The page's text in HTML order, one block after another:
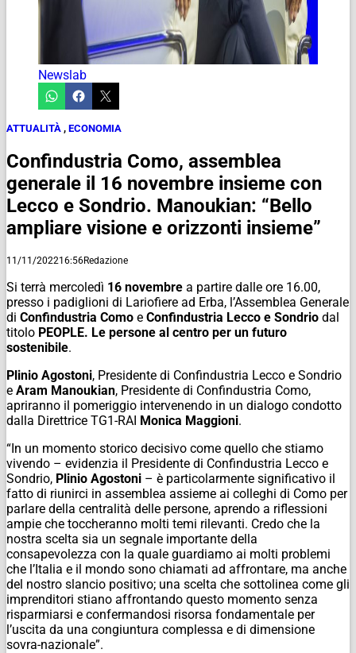
Newslab
ATTUALITÀ , ECONOMIA
Confindustria Como, assemblea
generale il 16 novembre insieme con
Lecco e Sondrio. Manoukian: “Bello
ampliare visione e orizzonti insieme”
11/11/202216:56Redazione
Si terrà mercoledì 16 novembre a partire dalle ore 16.00,
presso i padiglioni di Lariofiere ad Erba, l’Assemblea Generale
di Confindustria Como e Confindustria Lecco e Sondrio dal
titolo PEOPLE. Le persone al centro per un futuro
sostenibile.
Plinio Agostoni, Presidente di Confindustria Lecco e Sondrio
e Aram Manoukian, Presidente di Confindustria Como,
apriranno il pomeriggio intervenendo in un dialogo condotto
dalla Direttrice TG1-RAI Monica Maggioni.
“In un momento storico decisivo come quello che stiamo
vivendo – evidenzia il Presidente di Confindustria Lecco e
Sondrio, Plinio Agostoni – è particolarmente significativo il
fatto di riunirci in assemblea assieme ai colleghi di Como per
parlare della centralità delle persone, aprendo a riflessioni
ampie che toccheranno molti temi rilevanti. Credo che la
nostra scelta sia un segnale importante della
consapevolezza con la quale guardiamo ai molti problemi
che l’Italia e il mondo sono chiamati ad affrontare, ma anche
del nostro slancio positivo; una scelta che sottolinea come gli
imprenditori stiano affrontando questo momento senza
risparmiarsi e confermandosi risorsa fondamentale per
l’uscita da una congiuntura complessa e di dimensione
sovra-nazionale”.